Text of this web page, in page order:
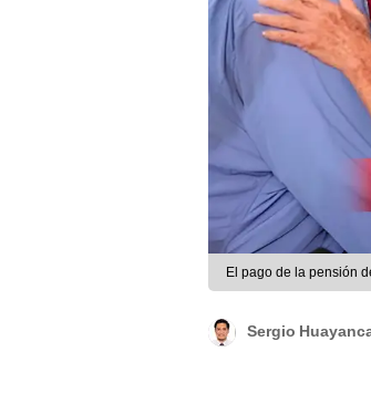
El pago de la pensión
Sergio